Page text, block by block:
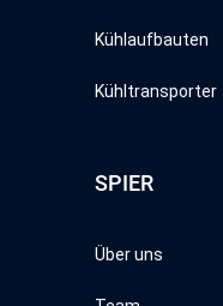
Ihre Daten durch US-
Datenschutzerklärung.
Kühlaufbauten
Kühltransporter
SPIER
Über uns